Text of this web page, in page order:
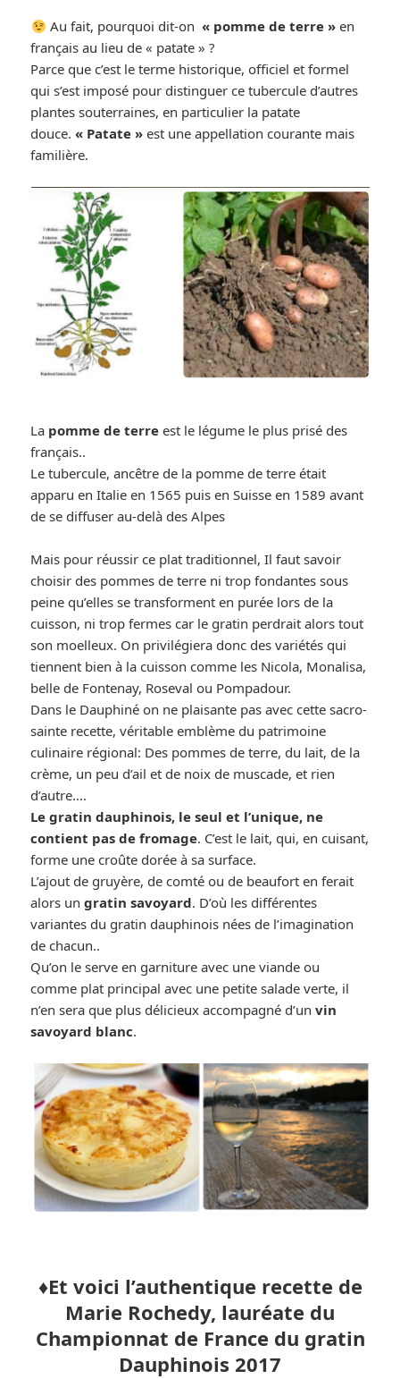
Au fait, pourquoi dit-on « pomme de terre »en
français au lieu de « patate » ?
Parce que c’est le terme historique, officiel et formel
qui s’est imposé pour distinguer ce tubercule d’autres
plantes souterraines, en particulier la patate
douce.« Patate » est une appellation courante mais
familière.
La pomme de terre est le légume le plus prisé des
français..
Le tubercule, ancêtre de la pomme de terre était
apparu en Italie en 1565 puis en Suisse en 1589 avant
de se diffuser au-delà des Alpes
Mais pour réussir ce plat traditionnel, Il faut savoir
choisir des pommes de terre ni trop fondantes sous
peine qu’elles se transforment en purée lors de la
cuisson, ni trop fermes car le gratin perdrait alors tout
son moelleux. On privilégiera donc des variétés qui
tiennent bien à la cuisson comme les Nicola, Monalisa,
belle de Fontenay, Roseval ou Pompadour.
Dans le Dauphiné on ne plaisante pas avec cette sacro-
sainte recette, véritable emblème du patrimoine
culinaire régional: Des pommes de terre, du lait, de la
crème, un peu d’ail et de noix de muscade, et rien
d’autre….
Le gratin dauphinois, le seul et l’unique, ne
contient pas de fromage. C’est le lait, qui, en cuisant,
forme une croûte dorée à sa surface.
L’ajout de gruyère, de comté ou de beaufort en ferait
alors ungratin savoyard. D’où les différentes
variantes du gratin dauphinois nées de l’imagination
de chacun..
Qu’on le serve en garniture avec une viande ou
comme plat principal avec une petite salade verte, il
n’en sera que plus délicieux accompagné d’unvin
savoyard blanc.
♦️Et voici l’authentique recette de
Marie Rochedy, lauréate du
Championnat de France du gratin
Dauphinois 2017